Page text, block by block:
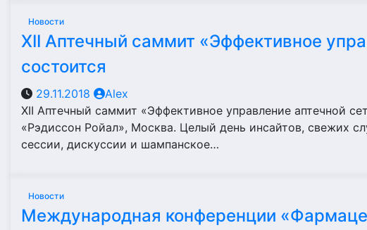
Новости
XII Аптечный саммит «Эффективное
состоится
29.11.2018
Alex
XII Аптечный саммит «Эффективное управление аптечной
«Рэдиссон Ройал», Москва. Целый день инсайтов, свежих
сессии, дискуссии и шампанское…
Новости
Международная конференции